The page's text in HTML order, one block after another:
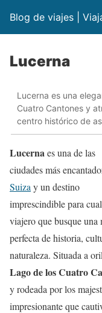
Blog de viajes |
Lucerna
Lucerna es una
Cuatro Cantones y
centro histórico de
Lucernaes una de las
ciudades más
Suiza y un destino
imprescindible para
viajero que busque una
perfecta de historia,
naturaleza. Situada a
Lago de los Cuatro
y rodeada por los
impresionante que